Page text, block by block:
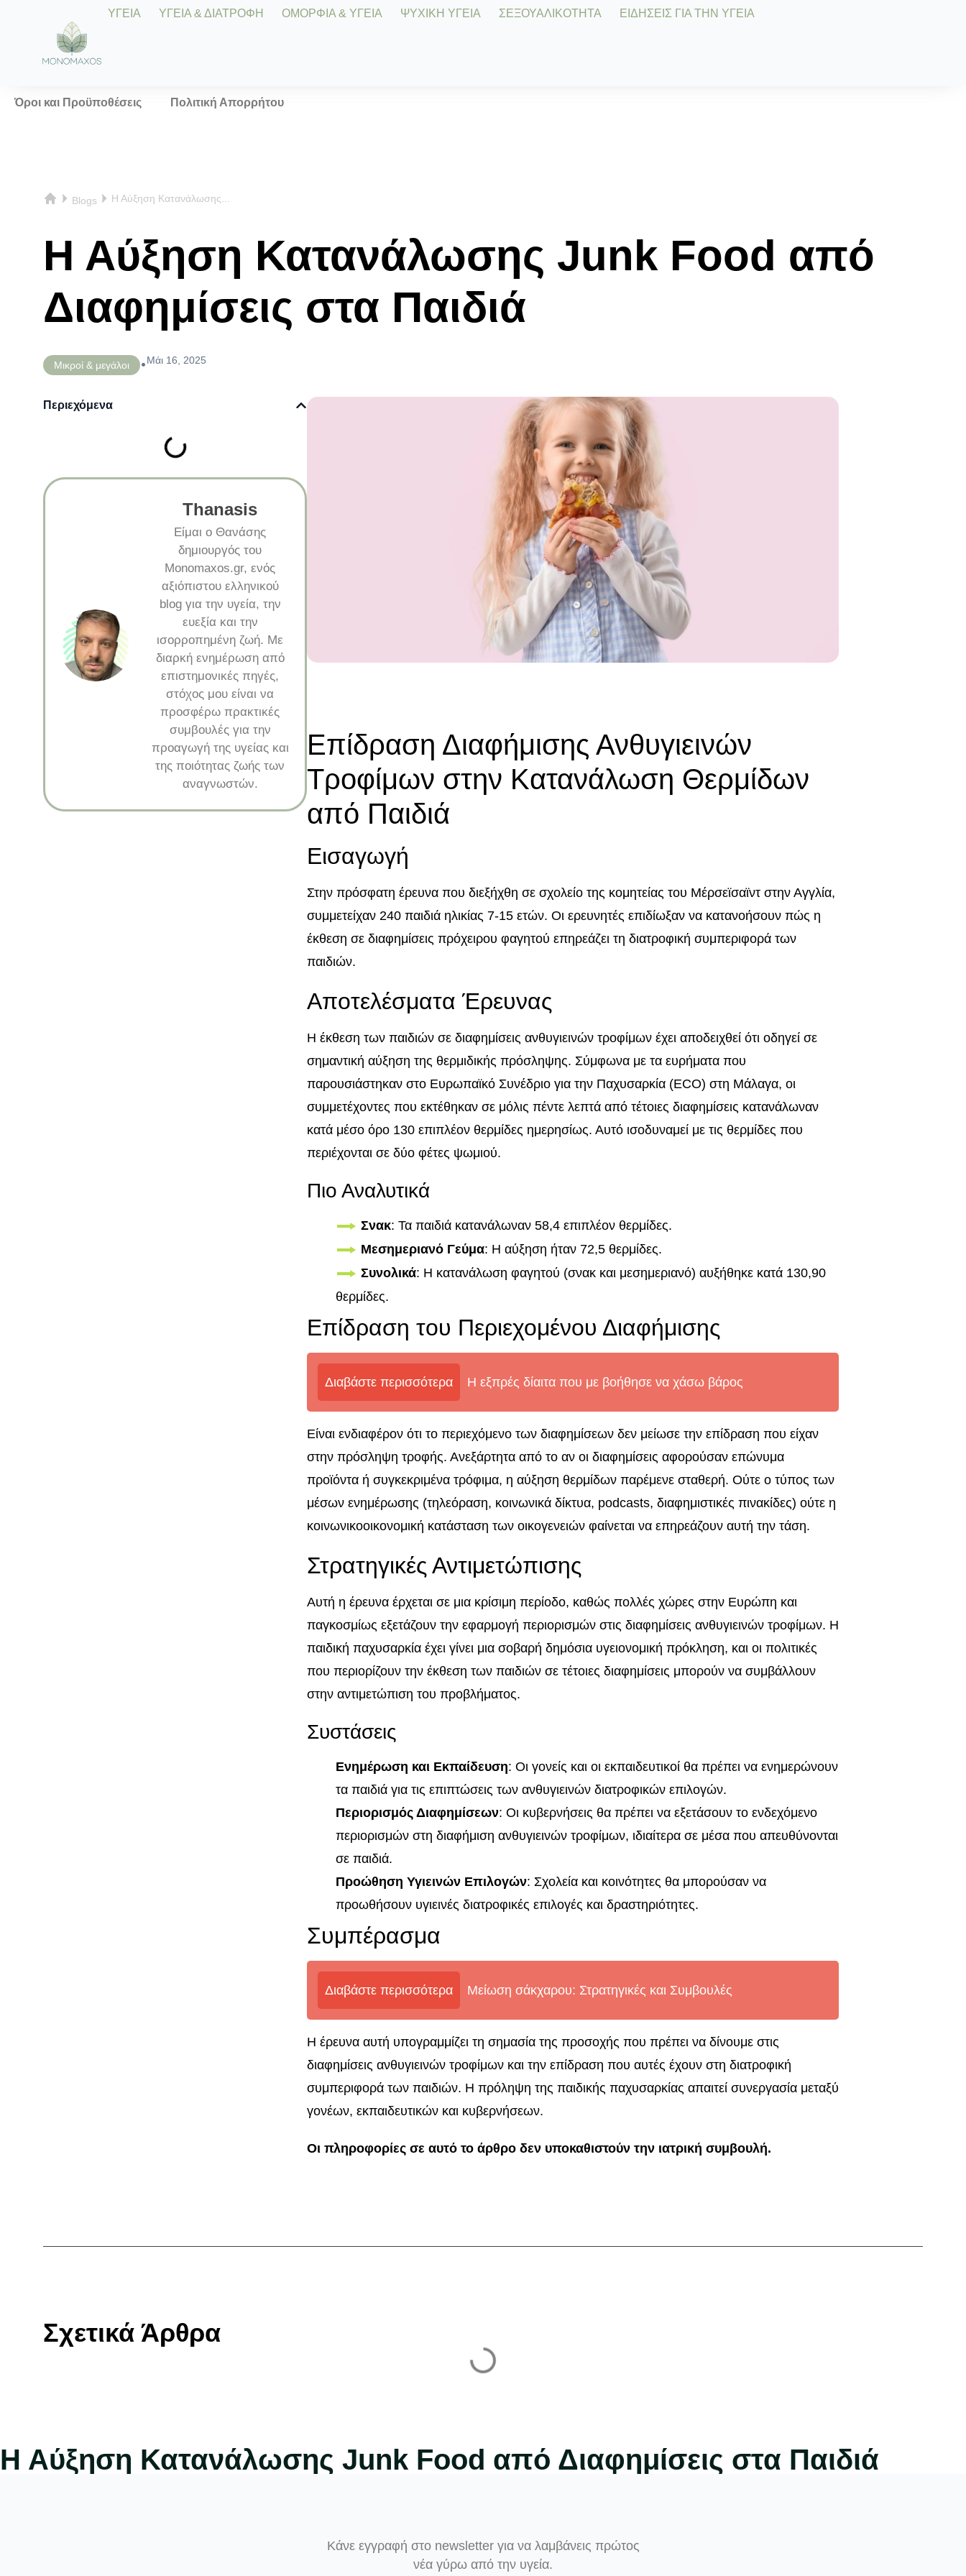
ΥΓΕΙΑ ΥΓΕΙΑ & ΔΙΑΤΡΟΦΗ ΟΜΟΡΦΙΑ & ΥΓΕΙΑ ΨΥΧΙΚΗ ΥΓΕΙΑ ΣΕΞΟΥΑΛΙΚΟΤΗΤΑ ΕΙΔΗΣΕΙΣ ΓΙΑ ΤΗΝ ΥΓΕΙΑ
Όροι και Προϋποθέσεις Πολιτική Απορρήτου
Blogs Η Αύξηση Κατανάλωσης...
Η Αύξηση Κατανάλωσης Junk Food από
Διαφημίσεις στα Παιδιά
Μικροί & μεγάλοι •Μάι 16, 2025
Περιεχόμενα
Thanasis
Είμαι ο Θανάσης
δημιουργός του
Monomaxos.gr, ενός
αξιόπιστου ελληνικού
blog για την υγεία, την
ευεξία και την
ισορροπημένη ζωή. Με
διαρκή ενημέρωση από
επιστημονικές πηγές,
στόχος μου είναι να
προσφέρω πρακτικές
συμβουλές για την
προαγωγή της υγείας και
της ποιότητας ζωής των
αναγνωστών.
Επίδραση Διαφήμισης Ανθυγιεινών
Τροφίμων στην Κατανάλωση Θερμίδων
από Παιδιά
Εισαγωγή
Στην πρόσφατη έρευνα που διεξήχθη σε σχολείο της κομητείας του Μέρσεϊσαϊντ στην Αγγλία,
συμμετείχαν 240 παιδιά ηλικίας 7-15 ετών. Οι ερευνητές επιδίωξαν να κατανοήσουν πώς η
έκθεση σε διαφημίσεις πρόχειρου φαγητού επηρεάζει τη διατροφική συμπεριφορά των
παιδιών.
Αποτελέσματα Έρευνας
Η έκθεση των παιδιών σε διαφημίσεις ανθυγιεινών τροφίμων έχει αποδειχθεί ότι οδηγεί σε
σημαντική αύξηση της θερμιδικής πρόσληψης. Σύμφωνα με τα ευρήματα που
παρουσιάστηκαν στο Ευρωπαϊκό Συνέδριο για την Παχυσαρκία (ECO) στη Μάλαγα, οι
συμμετέχοντες που εκτέθηκαν σε μόλις πέντε λεπτά από τέτοιες διαφημίσεις κατανάλωναν
κατά μέσο όρο 130 επιπλέον θερμίδες ημερησίως. Αυτό ισοδυναμεί με τις θερμίδες που
περιέχονται σε δύο φέτες ψωμιού.
Πιο Αναλυτικά
Σνακ: Τα παιδιά κατανάλωναν 58,4 επιπλέον θερμίδες.
Μεσημεριανό Γεύμα: Η αύξηση ήταν 72,5 θερμίδες.
Συνολικά: Η κατανάλωση φαγητού (σνακ και μεσημεριανό) αυξήθηκε κατά 130,90
θερμίδες.
Επίδραση του Περιεχομένου Διαφήμισης
Διαβάστε περισσότερα Η εξπρές δίαιτα που με βοήθησε να χάσω βάρος
Είναι ενδιαφέρον ότι το περιεχόμενο των διαφημίσεων δεν μείωσε την επίδραση που είχαν
στην πρόσληψη τροφής. Ανεξάρτητα από το αν οι διαφημίσεις αφορούσαν επώνυμα
προϊόντα ή συγκεκριμένα τρόφιμα, η αύξηση θερμίδων παρέμενε σταθερή. Ούτε ο τύπος των
μέσων ενημέρωσης (τηλεόραση, κοινωνικά δίκτυα, podcasts, διαφημιστικές πινακίδες) ούτε η
κοινωνικοοικονομική κατάσταση των οικογενειών φαίνεται να επηρεάζουν αυτή την τάση.
Στρατηγικές Αντιμετώπισης
Αυτή η έρευνα έρχεται σε μια κρίσιμη περίοδο, καθώς πολλές χώρες στην Ευρώπη και
παγκοσμίως εξετάζουν την εφαρμογή περιορισμών στις διαφημίσεις ανθυγιεινών τροφίμων. Η
παιδική παχυσαρκία έχει γίνει μια σοβαρή δημόσια υγειονομική πρόκληση, και οι πολιτικές
που περιορίζουν την έκθεση των παιδιών σε τέτοιες διαφημίσεις μπορούν να συμβάλλουν
στην αντιμετώπιση του προβλήματος.
Συστάσεις
Ενημέρωση και Εκπαίδευση: Οι γονείς και οι εκπαιδευτικοί θα πρέπει να ενημερώνουν
τα παιδιά για τις επιπτώσεις των ανθυγιεινών διατροφικών επιλογών.
Περιορισμός Διαφημίσεων: Οι κυβερνήσεις θα πρέπει να εξετάσουν το ενδεχόμενο
περιορισμών στη διαφήμιση ανθυγιεινών τροφίμων, ιδιαίτερα σε μέσα που απευθύνονται
σε παιδιά.
Προώθηση Υγιεινών Επιλογών: Σχολεία και κοινότητες θα μπορούσαν να
προωθήσουν υγιεινές διατροφικές επιλογές και δραστηριότητες.
Συμπέρασμα
Διαβάστε περισσότερα Μείωση σάκχαρου: Στρατηγικές και Συμβουλές
Η έρευνα αυτή υπογραμμίζει τη σημασία της προσοχής που πρέπει να δίνουμε στις
διαφημίσεις ανθυγιεινών τροφίμων και την επίδραση που αυτές έχουν στη διατροφική
συμπεριφορά των παιδιών. Η πρόληψη της παιδικής παχυσαρκίας απαιτεί συνεργασία μεταξύ
γονέων, εκπαιδευτικών και κυβερνήσεων.
Οι πληροφορίες σε αυτό το άρθρο δεν υποκαθιστούν την ιατρική συμβουλή.
Σχετικά Άρθρα
Η Αύξηση Κατανάλωσης Junk Food από Διαφημίσεις στα Παιδιά
Κάνε εγγραφή στο newsletter για να λαμβάνεις πρώτος
νέα γύρω από την υγεία.